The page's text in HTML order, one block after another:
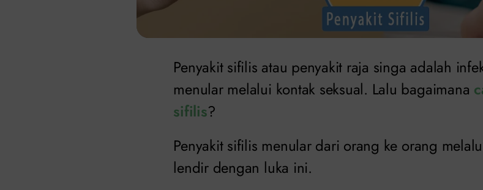
Penyakit sifilis atau penyakit raja singa adalah
menular melalui kontak seksual. Lalu bagaimana
sifilis?
Penyakit sifilis menular dari orang ke orang
lendir dengan luka ini.